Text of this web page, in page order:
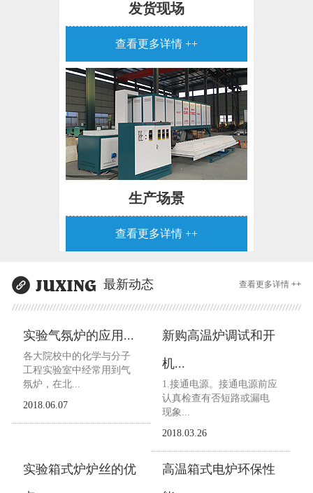
发货现场
查看更多详情 ++
生产场景
查看更多详情 ++
最新动态 查看更多详情 ++
实验气氛炉的应用...
各大院校中的化学与分子
工程实验室中经常用到气
氛炉，在北...
2018.06.07
新购高温炉调试和开
机...
1.接通电源。接通电源前应
认真检查有否短路或漏电
现象...
2018.03.26
实验箱式炉炉丝的优
高温箱式电炉环保性